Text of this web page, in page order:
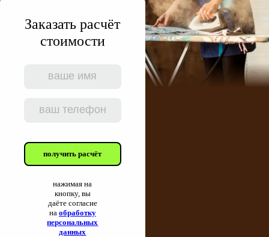
Заказать расчёт
стоимости
получить расчёт
нажимая на
кнопку, вы
даёте согласие
на обработку
персональных
данных